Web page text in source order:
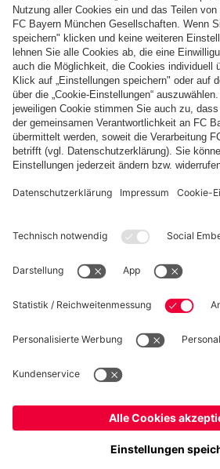
Zahlung & Lieferung
FC Bayern Store App
WIDERRUF
Datenschutz
Cookie Details
Preise inklusive MwSt. und zzgl.
© FC Bayern
FC Bayern München AG, Säbener Str.
Ja,Deutschland, um
Nein,Global, um dorthin